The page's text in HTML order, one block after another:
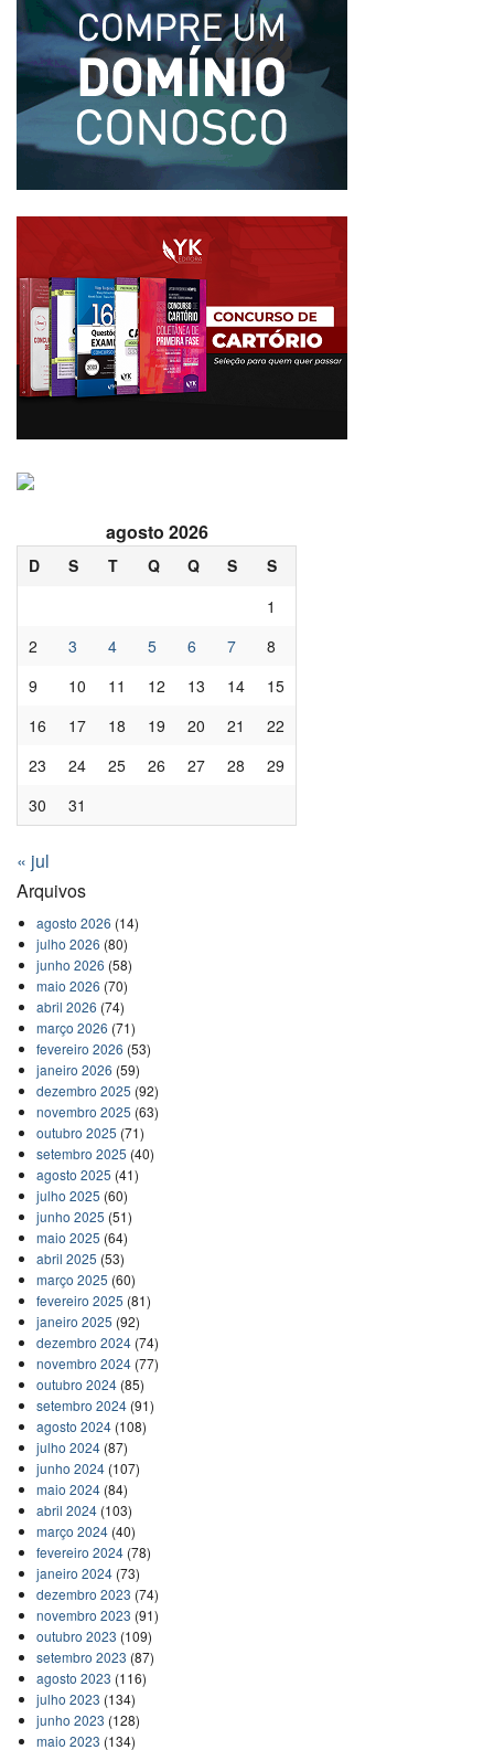
agosto 2026
D S T Q Q S
S
1
2
3 4 5 6 7
8
9
10 11 12 13 14
15
16
17 18 19 20 21
22
23
24 25 26 27 28
29
30
31
« jul
Arquivos
agosto 2026 (14)
julho 2026 (80)
junho 2026 (58)
maio 2026 (70)
abril 2026 (74)
março 2026 (71)
fevereiro 2026 (53)
janeiro 2026 (59)
dezembro 2025 (92)
novembro 2025 (63)
outubro 2025 (71)
setembro 2025 (40)
agosto 2025 (41)
julho 2025 (60)
junho 2025 (51)
maio 2025 (64)
abril 2025 (53)
março 2025 (60)
fevereiro 2025 (81)
janeiro 2025 (92)
dezembro 2024(74)
novembro 2024(77)
outubro 2024(85)
setembro 2024(91)
agosto 2024(108)
julho 2024(87)
junho 2024(107)
maio 2024(84)
abril 2024(103)
março 2024(40)
fevereiro 2024(78)
janeiro 2024(73)
dezembro 2023 (74)
novembro 2023 (91)
outubro 2023 (109)
setembro 2023 (87)
agosto 2023 (116)
julho 2023 (134)
junho 2023 (128)
maio 2023 (134)